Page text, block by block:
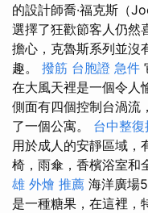
的設計師喬·福克斯（
選擇了狂歡節客人仍然
擔心，克魯斯系列並沒
趣。 撥筋 台胞證 急件
在大風天裡是一個令人
側面有四個控制台渦流
了一個公寓。 台中整
用於成人的安靜區域，
椅，雨傘，香檳浴室和
雄 外燴 推薦 海洋廣場
是一種糖果，在這裡，